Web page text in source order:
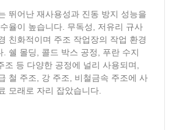
뛰어난 재사용성과 진동 방지 성능을
율이 높습니다. 무독성, 저유리 규사
친화적이며 주조 작업장의 작업 환경
. 쉘 몰딩, 콜드 박스 공정, 푸란 수지
조 등 다양한 공정에 널리 사용되며,
철 주조, 강 주조, 비철금속 주조에 사
모래로 자리 잡았습니다.